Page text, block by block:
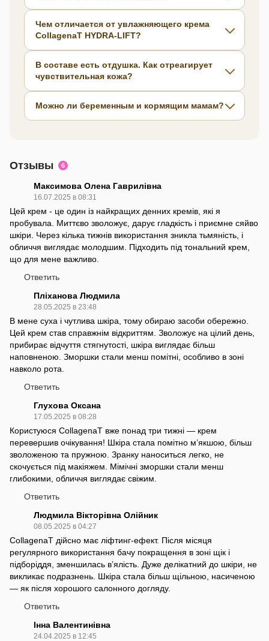
Чем отличается от увлажняющего крема
CollagenaT HYDRA-LIFT?
В составе есть отдушка. Как отреагирует
чувствительная кожа?
Можно ли беременным и кормящим мамам?
Отзывы 6
Максимова Олена Гаврилівна
16.07.2025 в 08:31
Цей крем - це один із найкращих денних кремів, які я
пробувала. Миттєво зволожує, дарує гладкість і приємне сяйво
шкіри. Через кілька тижнів використання зникла тьмяність, і
обличчя виглядає молодшим. Підходить під тональний крем,
що для мене важливо.
Ответить
Пліханова Людмила
28.05.2025 в 23:48
В мене суха і чутлива шкіра, тому обираю засоби обережно.
Цей крем став справжнім відкриттям. Зволожує на цілий день,
прибирає відчуття стягнутості, шкіра виглядає більш
наповненою. Зморшки стали менш помітні, особливо в зоні
навколо рота.
Ответить
Глухова Оксана
17.05.2025 в 08:28
Користуюся CollagenaT вже понад три тижні — крем
перевершив очікування! Шкіра стала помітно м’якшою, більш
зволоженою та пружною. Зранку наноситься легко, не
скочується під макіяжем. Мімічні зморшки стали менш
глибокими, обличчя виглядає свіжим.
Ответить
Людмила Вікторівна Олійник
08.05.2025 в 04:27
CollagenaT дійсно має ліфтинг-ефект. Після місяця
регулярного використання бачу покращення в зоні щік і
підборіддя, зменшилась в’ялість. Дуже делікатний до шкіри, не
викликає подразнень. Шкіра стала більш щільною, насиченою
— як після хорошого салонного догляду.
Ответить
Інна Валентинівна
24.04.2025 в 12:45